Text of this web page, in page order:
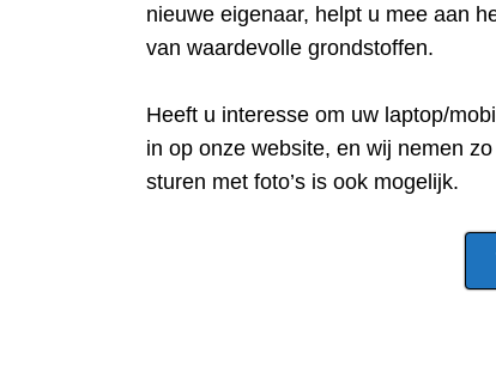
nieuwe eigenaar, helpt u mee aan
van waardevolle grondstoffen.
Heeft u interesse om uw laptop/
in op onze website, en wij nemen
sturen met foto’s is ook mogelijk.